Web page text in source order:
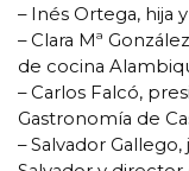
– Inés Ortega, hija
– Clara Mª
de cocina
– Carlos Falcó,
Gastronomía de
– Salvador